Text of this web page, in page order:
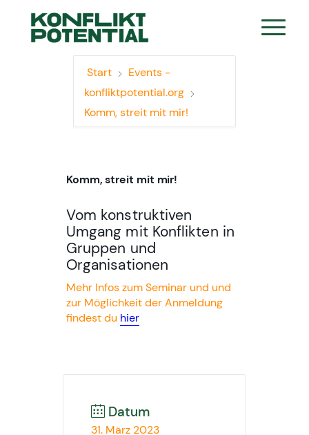
Start
Events -
konfliktpotential.org
Komm, streit mit mir!
Komm, streit mit mir!
Vom konstruktiven
Umgang mit Konflikten in
Gruppen und
Organisationen
Mehr Infos zum Seminar und und
zur Möglichkeit der Anmeldung
findest du hier
Datum
31. März 2023